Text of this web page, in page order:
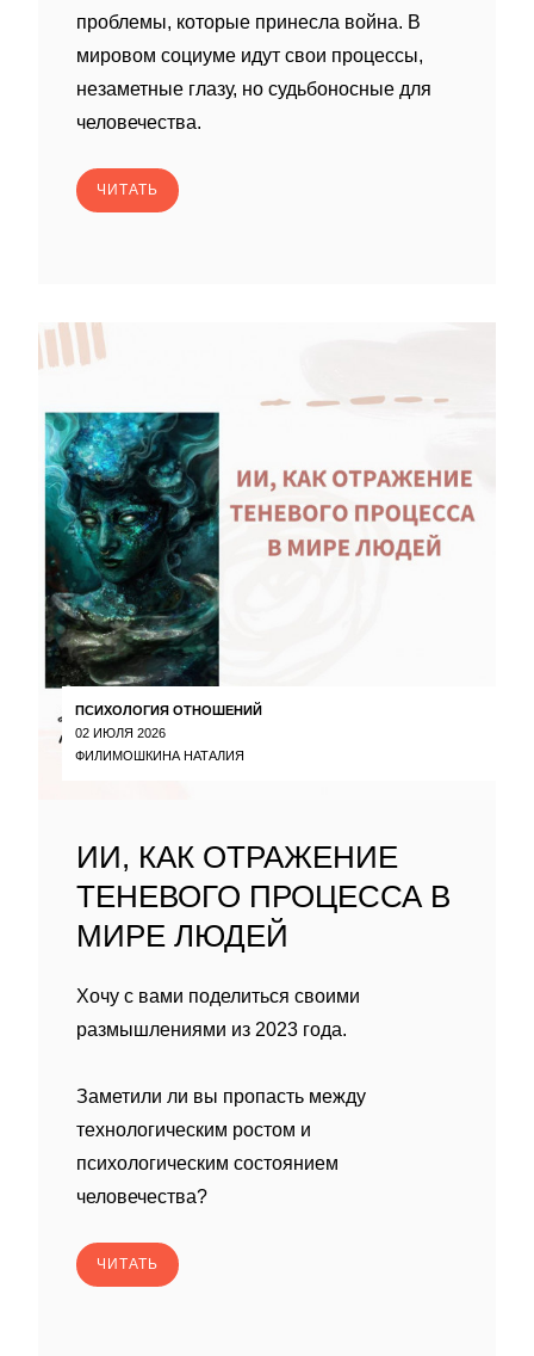
проблемы, которые принесла война. В
мировом социуме идут свои процессы,
незаметные глазу, но судьбоносные для
человечества.
ЧИТАТЬ
ПСИХОЛОГИЯ ОТНОШЕНИЙ
02 ИЮЛЯ 2026
ФИЛИМОШКИНА НАТАЛИЯ
ИИ, КАК ОТРАЖЕНИЕ
ТЕНЕВОГО ПРОЦЕССА В
МИРЕ ЛЮДЕЙ
Хочу с вами поделиться своими
размышлениями из 2023 года.
Заметили ли вы пропасть между
технологическим ростом и
психологическим состоянием
человечества?
ЧИТАТЬ